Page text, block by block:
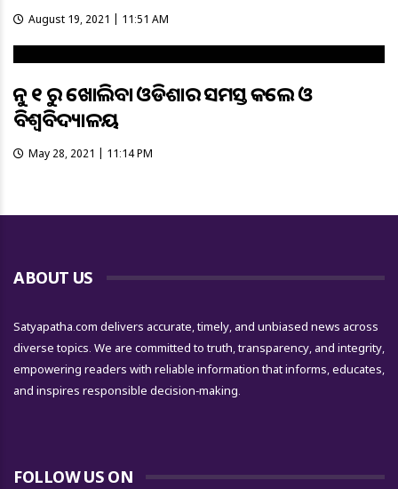
August 19, 2021 | 11:51 AM
ଜୁନ ୧ ରୁ ଖୋଲିବା ଓଡିଶାର ସମସ୍ତ କଲେଜ ଓ
ବିଶ୍ୱବିଦ୍ୟାଳୟ
May 28, 2021 | 11:14 PM
ABOUT US
Satyapatha.com delivers accurate, timely, and unbiased news across
diverse topics. We are committed to truth, transparency, and integrity,
empowering readers with reliable information that informs, educates,
and inspires responsible decision-making.
FOLLOW US ON